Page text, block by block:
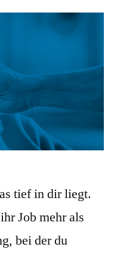
tief in dir liegt.
Job mehr als
bei der du